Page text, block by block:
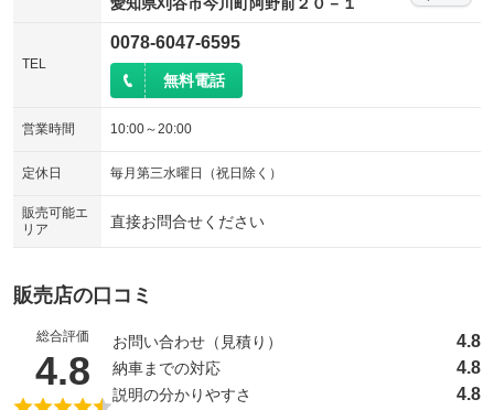
TEL
0078-6047-6595
無料電話
営業時間 10:00～20:00
定休日 毎月第三水曜日（祝日除く）
販売可能エ
リア
直接お問合せください
販売店の口コミ
総合評価
4.8 （5点満点中）
お問い合わせ（見積り） 4.8
納車までの対応 4.8
説明の分かりやすさ 4.8